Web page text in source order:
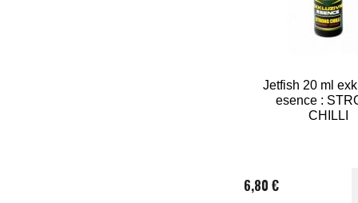
Jetfish 20 ml
esence :
CHILLI
6,80 €